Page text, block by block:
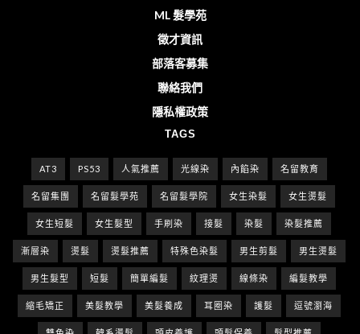
ML 髮學苑
徵才資訊
部落客募集
聯絡我們
隱私權政策
TAGS
AT3 PS53 人氣推薦 光線染 內餡染 名留教育
名留集團 名留髮學苑 名留髮學院 女生染髮 女生燙髮
女生短髮 女生髮型 手刷染 接髮 染髮 染髮推薦
漸層染 燙髮 燙髮推薦 特殊色染髮 男生剪髮 男生燙髮
男生髮型 短髮 簡單編髮 紋理燙 線條染 編髮教學
縮毛矯正 美髮教學 美髮養成 耳圈染 護髮 逗號瀏海